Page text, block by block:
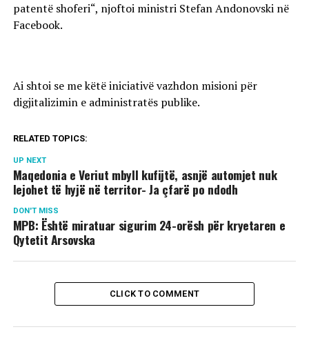
patentë shoferi“, njoftoi ministri Stefan Andonovski në
Facebook.
Ai shtoi se me këtë iniciativë vazhdon misioni për
digjitalizimin e administratës publike.
RELATED TOPICS:
UP NEXT
Maqedonia e Veriut mbyll kufijtë, asnjë automjet nuk
lejohet të hyjë në territor- Ja çfarë po ndodh
DON'T MISS
MPB: Është miratuar sigurim 24-orësh për kryetaren e
Qytetit Arsovska
CLICK TO COMMENT